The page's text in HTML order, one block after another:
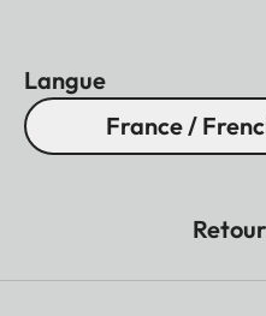
Langue
France /